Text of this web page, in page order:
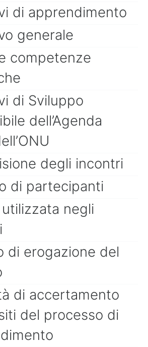
di apprendimento
generale
competenze
di Sviluppo
dell’Agenda
degli incontri
di partecipanti
negli
di erogazione del
di accertamento
del processo di